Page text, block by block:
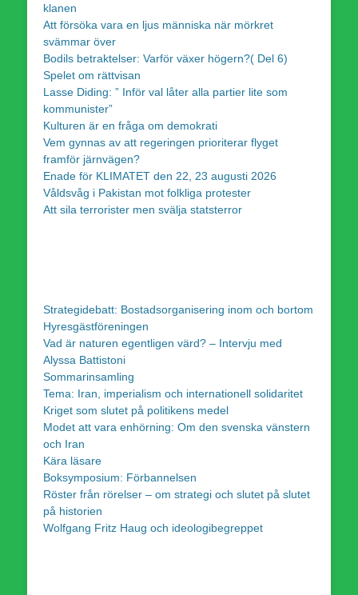
klanen
Att försöka vara en ljus människa när mörkret
svämmar över
Bodils betraktelser: Varför växer högern?( Del 6)
Spelet om rättvisan
Lasse Diding: ” Inför val låter alla partier lite som
kommunister”
Kulturen är en fråga om demokrati
Vem gynnas av att regeringen prioriterar flyget
framför järnvägen?
Enade för KLIMATET den 22, 23 augusti 2026
Våldsvåg i Pakistan mot folkliga protester
Att sila terrorister men svälja statsterror
Strategidebatt: Bostadsorganisering inom och bortom
Hyresgästföreningen
Vad är naturen egentligen värd? – Intervju med
Alyssa Battistoni
Sommarinsamling
Tema: Iran, imperialism och internationell solidaritet
Kriget som slutet på politikens medel
Modet att vara enhörning: Om den svenska vänstern
och Iran
Kära läsare
Boksymposium: Förbannelsen
Röster från rörelser – om strategi och slutet på slutet
på historien
Wolfgang Fritz Haug och ideologibegreppet